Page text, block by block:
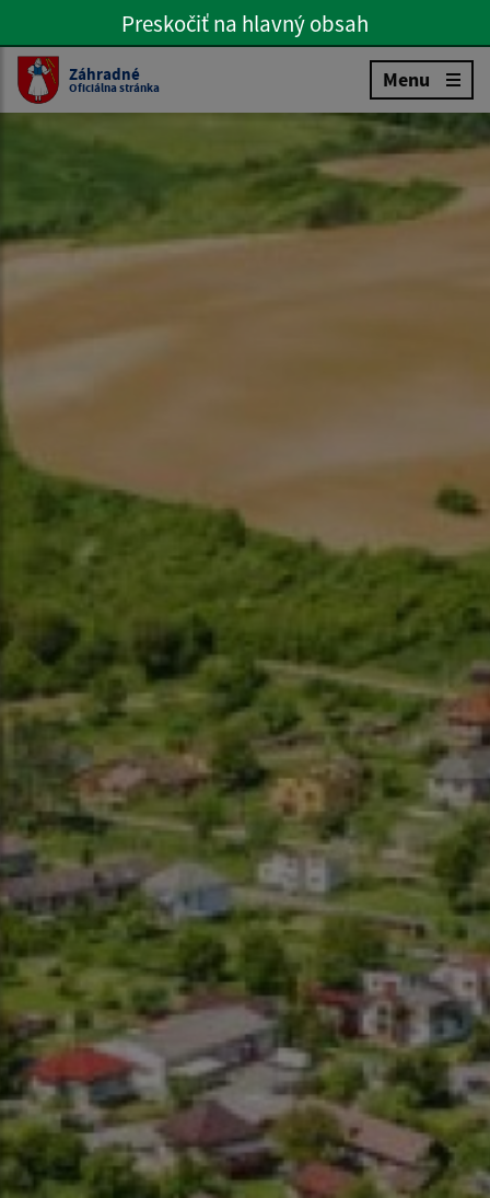
Preskočiť na hlavné menu
Preskočiť na hlavný obsah
Slovenčina
Záhradné
Oficiálna stránka Menu